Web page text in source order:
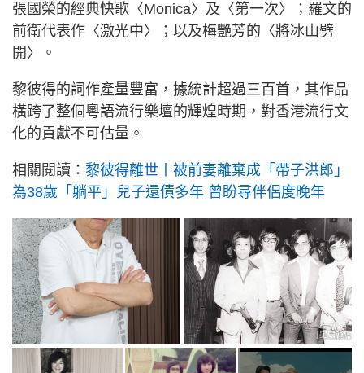
張國榮的經典快歌〈Monica〉及〈第一次〉；羅文的
前衛代表作〈激光中〉；以及梅艷芳的〈將冰山劈
開〉。
黎彼得的詞作產量豐富，據統計超過三百首，其作品
橫跨了整個粵語流行樂壇的輝煌時期，對香港流行文
化的貢獻不可估量。
相關閱讀： 黎彼得離世丨被前妻離棄成「帶子洪郎」
為38歲「躺平」兒子還債多年 曾盼尋伴侶度晚年